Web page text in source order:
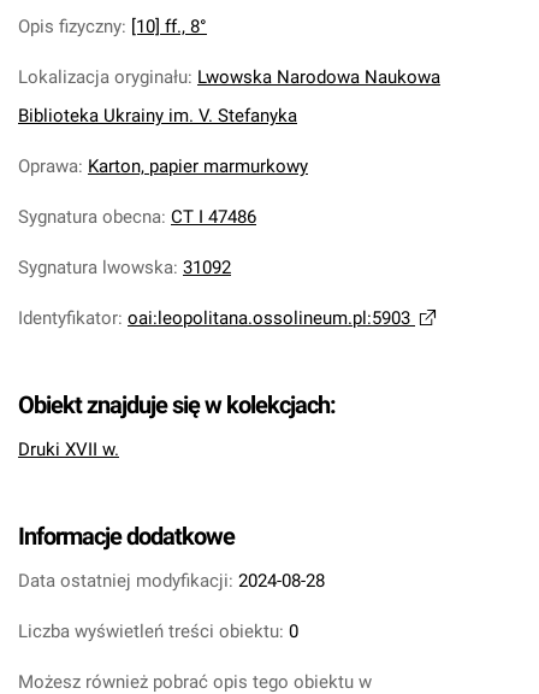
Opis fizyczny: [10] ff., 8°
Lokalizacja oryginału: Lwowska Narodowa Naukowa
Biblioteka Ukrainy im. V. Stefanyka
Oprawa: Karton, papier marmurkowy
Sygnatura obecna: CT I 47486
Sygnatura lwowska: 31092
Identyfikator: oai:leopolitana.ossolineum.pl:5903
Obiekt znajduje się w kolekcjach:
Druki XVII w.
Informacje dodatkowe
Data ostatniej modyfikacji: 2024-08-28
Liczba wyświetleń treści obiektu: 0
Możesz również pobrać opis tego obiektu w